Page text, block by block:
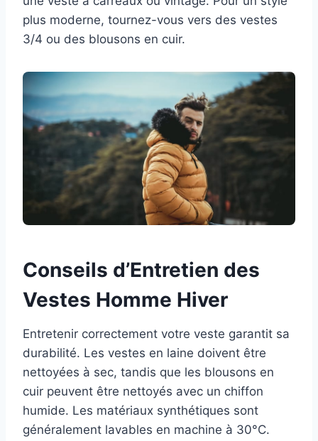
plus moderne, tournez-vous vers des vestes
3/4 ou des blousons en cuir.
Conseils d’Entretien des
Vestes Homme Hiver
Entretenir correctement votre veste garantit sa
durabilité. Les vestes en laine doivent être
nettoyées à sec, tandis que les blousons en
cuir peuvent être nettoyés avec un chiffon
humide. Les matériaux synthétiques sont
généralement lavables en machine à 30°C.